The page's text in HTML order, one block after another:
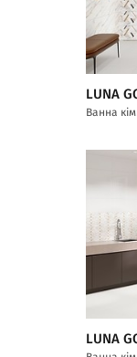
LUNA
Ванна
LUNA